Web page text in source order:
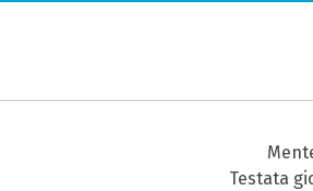
Testata